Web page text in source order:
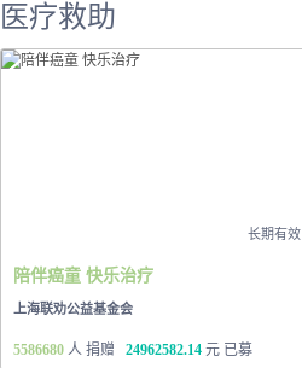
医疗救助
长期有效
陪伴癌童 快乐治疗
上海联劝公益基金会
5586680 人 捐赠 24962582.14 元 已募